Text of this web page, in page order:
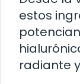
estos
radiante